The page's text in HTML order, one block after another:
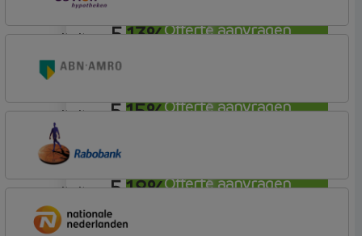
Offerte aanvragen
5,13%
Offerte aanvragen
annuiteit
5,15%
Offerte aanvragen
Woon Hypotheek
annuiteit
5,18%
ABN AMRO Bank
Woning
annuiteit
Plusvoorwaarden (Incl. Korting)